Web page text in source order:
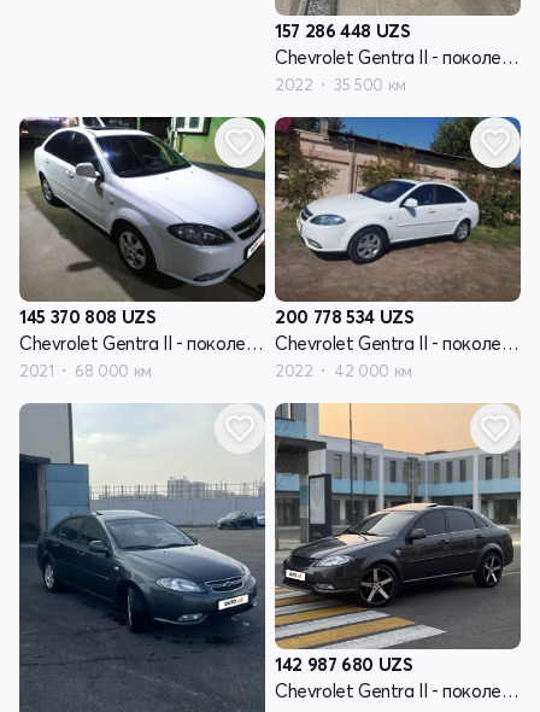
157 286 448 UZS
Chevrolet Gentra II - поколение
2022 35 500 км
145 370 808 UZS
Chevrolet Gentra II - поколение
2021 68 000 км
200 778 534 UZS
Chevrolet Gentra II - поколение
2022 42 000 км
142 987 680 UZS
Chevrolet Gentra II - поколение